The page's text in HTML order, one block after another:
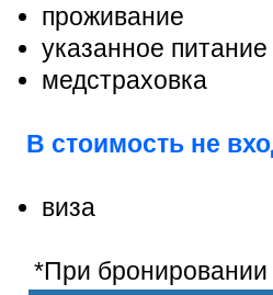
проживание
указанное питание
медстраховка
В стоимость не
виза
*При бронировании